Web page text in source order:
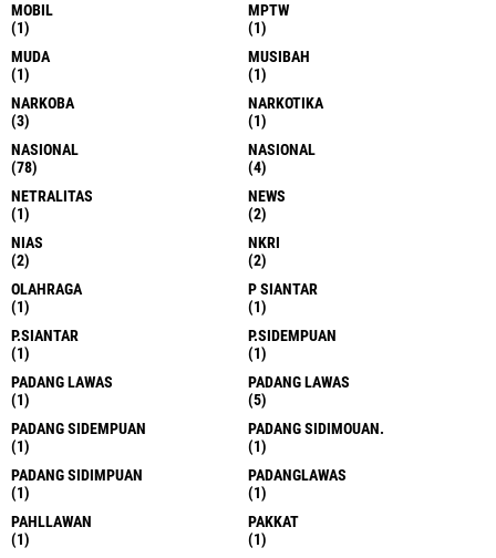
MOBIL
(1)
MPTW
(1)
MUDA
(1)
MUSIBAH
(1)
NARKOBA
(3)
NARKOTIKA
(1)
NASIONAL
(78)
NASIONAL
(4)
NETRALITAS
(1)
NEWS
(2)
NIAS
(2)
NKRI
(2)
OLAHRAGA
(1)
P SIANTAR
(1)
P.SIANTAR
(1)
P.SIDEMPUAN
(1)
PADANG LAWAS
(1)
PADANG LAWAS
(5)
PADANG SIDEMPUAN
(1)
PADANG SIDIMOUAN.
(1)
PADANG SIDIMPUAN
(1)
PADANGLAWAS
(1)
PAHLLAWAN
(1)
PAKKAT
(1)